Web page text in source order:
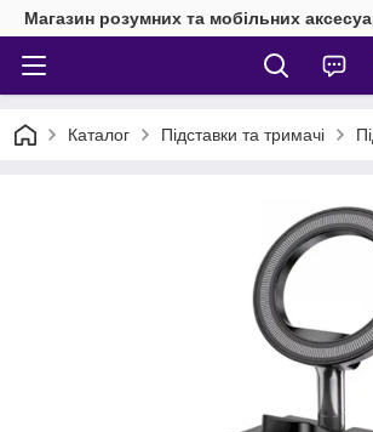
Магазин розумних та мобільних
Каталог Підставки та тримачі